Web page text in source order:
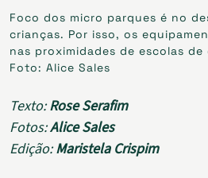
Foco dos micro parques é no
crianças. Por isso, os
nas proximidades de escolas
Foto: Alice Sales
Texto:Rose Serafim
Fotos:Alice Sales
Edição:Maristela Crispim